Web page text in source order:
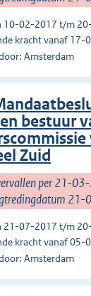
10-02-2017 t/m
kracht vanaf 17-
Amsterdam
bestuur
Zuid
per 21-
21-07-2017 t/m
kracht vanaf 05-
Amsterdam